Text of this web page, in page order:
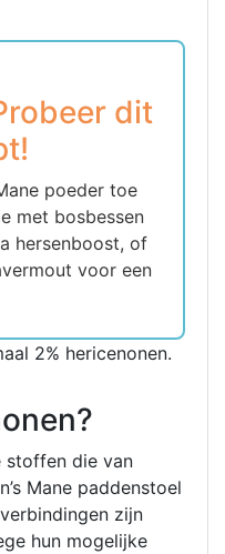
dit
poeder toe
met bosbessen
hersenboost, of
voor een
2% hericenonen.
stoffen die van
Mane paddenstoel
zijn
hun mogelijke